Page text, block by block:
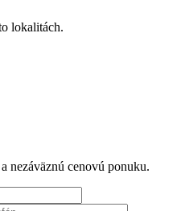
lokalitách.
nezáväznú cenovú ponuku.